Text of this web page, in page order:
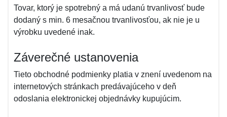
Tovar, ktorý je spotrebný a má udanú trvanlivosť bude
dodaný s min. 6 mesačnou trvanlivosťou, ak nie je u
výrobku uvedené inak.
Záverečné ustanovenia
Tieto obchodné podmienky platia v znení uvedenom na
internetových stránkach predávajúceho v deň
odoslania elektronickej objednávky kupujúcim.